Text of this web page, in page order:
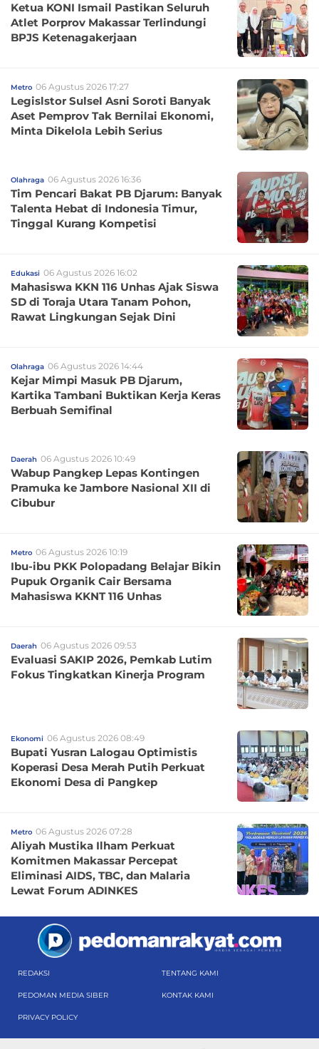
Ketua KONI Ismail Pastikan Seluruh
Atlet Porprov Makassar Terlindungi
BPJS Ketenagakerjaan
Metro 06 Agustus 2026 17:27
Legislstor Sulsel Asni Soroti Banyak
Aset Pemprov Tak Bernilai Ekonomi,
Minta Dikelola Lebih Serius
Olahraga 06 Agustus 2026 16:36
Tim Pencari Bakat PB Djarum: Banyak
Talenta Hebat di Indonesia Timur,
Tinggal Kurang Kompetisi
Edukasi 06 Agustus 2026 16:02
Mahasiswa KKN 116 Unhas Ajak Siswa
SD di Toraja Utara Tanam Pohon,
Rawat Lingkungan Sejak Dini
Olahraga 06 Agustus 2026 14:44
Kejar Mimpi Masuk PB Djarum,
Kartika Tambani Buktikan Kerja Keras
Berbuah Semifinal
Daerah 06 Agustus 2026 10:49
Wabup Pangkep Lepas Kontingen
Pramuka ke Jambore Nasional XII di
Cibubur
Metro 06 Agustus 2026 10:19
Ibu-ibu PKK Polopadang Belajar Bikin
Pupuk Organik Cair Bersama
Mahasiswa KKNT 116 Unhas
Daerah 06 Agustus 2026 09:53
Evaluasi SAKIP 2026, Pemkab Lutim
Fokus Tingkatkan Kinerja Program
Ekonomi 06 Agustus 2026 08:49
Bupati Yusran Lalogau Optimistis
Koperasi Desa Merah Putih Perkuat
Ekonomi Desa di Pangkep
Metro 06 Agustus 2026 07:28
Aliyah Mustika Ilham Perkuat
Komitmen Makassar Percepat
Eliminasi AIDS, TBC, dan Malaria
Lewat Forum ADINKES
REDAKSI TENTANG KAMI
PEDOMAN MEDIA SIBER KONTAK KAMI
PRIVACY POLICY